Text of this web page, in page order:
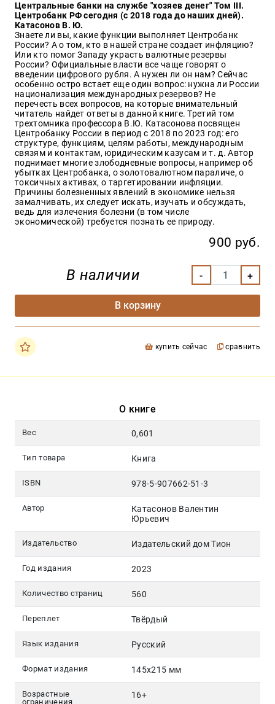
Центральные банки на службе "хозяев денег" Том III.
Центробанк РФ сегодня (с 2018 года до наших дней).
Катасонов В. Ю.
Знаете ли вы, какие функции выполняет Центробанк
России? А о том, кто в нашей стране создает инфляцию?
Или кто помог Западу украсть валютные резервы
России? Официальные власти все чаще говорят о
введении цифрового рубля. А нужен ли он нам? Сейчас
особенно остро встает еще один вопрос: нужна ли России
национализация международных резервов? Не
перечесть всех вопросов, на которые внимательный
читатель найдет ответы в данной книге. Третий том
трехтомника профессора В.Ю. Катасонова посвящен
Центробанку России в период с 2018 по 2023 год: его
структуре, функциям, целям работы, международным
связям и контактам, юридическим казусам и т. д. Автор
поднимает многие злободневные вопросы, например об
убытках Центробанка, о золотовалютном параличе, о
токсичных активах, о таргетировании инфляции.
Причины болезненных явлений в экономике нельзя
замалчивать, их следует искать, изучать и обсуждать,
ведь для излечения болезни (в том числе
экономической) требуется познать ее природу.
900 руб.
В наличии
В корзину
купить сейчас сравнить
О книге
Вес 0,601
Тип товара Книга
ISBN 978-5-907662-51-3
Автор
Катасонов Валентин
Юрьевич
Издательство Издательский дом Тион
Год издания 2023
Количество страниц 560
Переплет Твёрдый
Язык издания Русский
Формат издания 145х215 мм
Возрастные
ограничения
16+
Контакты
Мероприятия
+7(499)
350-17-
79
Москва
pochta@den-
magazin.ru